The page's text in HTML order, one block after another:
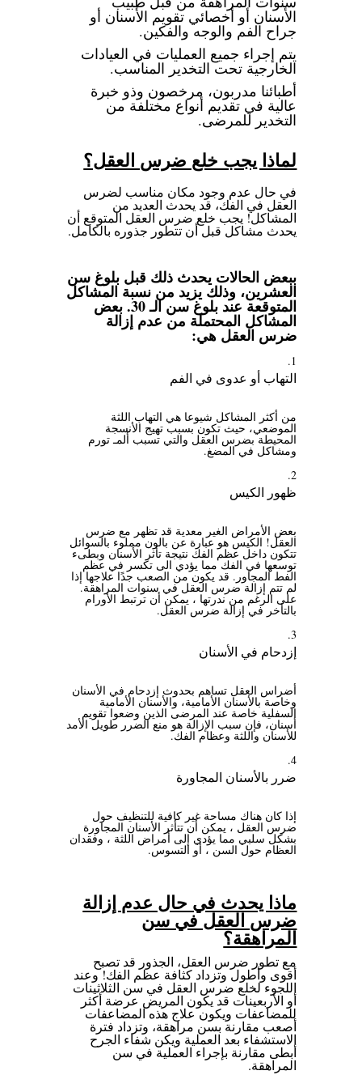
الأسنان أو أخصائي تقويم الأسنان أو
جراح الفم والوجه والفكين.
يتم إجراء جميع العمليات في العيادات
الخارجية تحت التخدير المناسب.
أطبائنا مدربون، مرخصون وذو خبرة
عالية في تقديم أنواع مختلفة من
التخدير للمرضى.
لماذا يجب خلع ضرس العقل؟
في حال عدم وجود مكان مناسب لضرس
العقل في الفك، قد يحدث العديد من
المشاكل! يجب خلع ضرس العقل المتوقع أن
يحدث مشاكل قبل أن تتطور جذوره بالكامل.
ببعض الحالات يحدث ذلك قبل بلوغ سن
العشرين، وذلك يزيد من نسبة المشاكل
المتوقعة عند بلوغ سن الـ 30. بعض
المشاكل المحتملة من عدم إزالة
ضرس العقل هي:
التهاب أو عدوى في الفم
من أكثر المشاكل شيوعا هي التهاب اللثة
الموضعي، حيث تكون بسبب تهيج الأنسجة
المحيطة بضرس العقل والتي تسبب ألمـ تورم
ومشاكل في المضغ.
ظهور الكيس
بعض الأمراض الغير معدية قد تظهر مع ضرس
العقل! الكيس هو عبارة عن بالون مملوء بالسوائل
تتكون داخل عظم الفك نتيجة تأثر الأسنان وبطىء
توسعها في الفك مما يؤدي الى تكسر في عظم
الفط المجاور. قد يكون من الصعب جدًا علاجها إذا
لم تتم إزالة ضرس العقل في سنوات المراهقة.
على الرغم من ندرتها ، يمكن أن ترتبط الأورام
بالتأخر في إزالة ضرس العقل.
إزدحام في الأسنان
أضراس العقل تساهم بحدوث إزدحام في الأسنان
وخاصة بالأسنان الأمامية، والأسنان الأمامية
السفلية خاصة عند المرضى الذين وضعوا تقويم
أسنان، فإن سبب الإزالة هو منع الضرر طويل الأمد
للأسنان واللثة وعظام الفك.
ضرر بالأسنان المجاورة
إذا كان هناك مساحة غير كافية للتنظيف حول
ضرس العقل ، يمكن أن تتأثر الأسنان المجاورة
بشكل سلبي مما يؤدي إلى أمراض اللثة ، وفقدان
العظام حول السن ، أو التسوس.
ماذا يحدث في حال عدم إزالة
ضرس العقل في سن
المراهقة؟
مع تطور ضرس العقل، الجذور قد تصبح
أقوى وأطول وتزداد كثافة عظم الفك! وعند
اللجوء لخلع ضرس العقل في سن الثلاثينات
أو الأربعينات قد يكون المريض عرضة أكثر
للمضاعفات ويكون علاج هذه المضاعفات
أصعب مقارنة بسن مراهقة، وتزداد فترة
الاستشفاء بعد العملية ويكن شفاء الجرح
أبطى مقارنة بإجراء العملية في سن
المراهقة.